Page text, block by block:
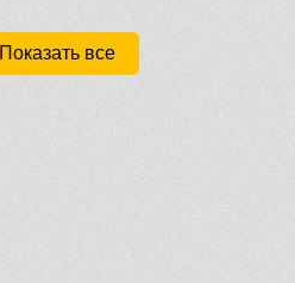
Показать все